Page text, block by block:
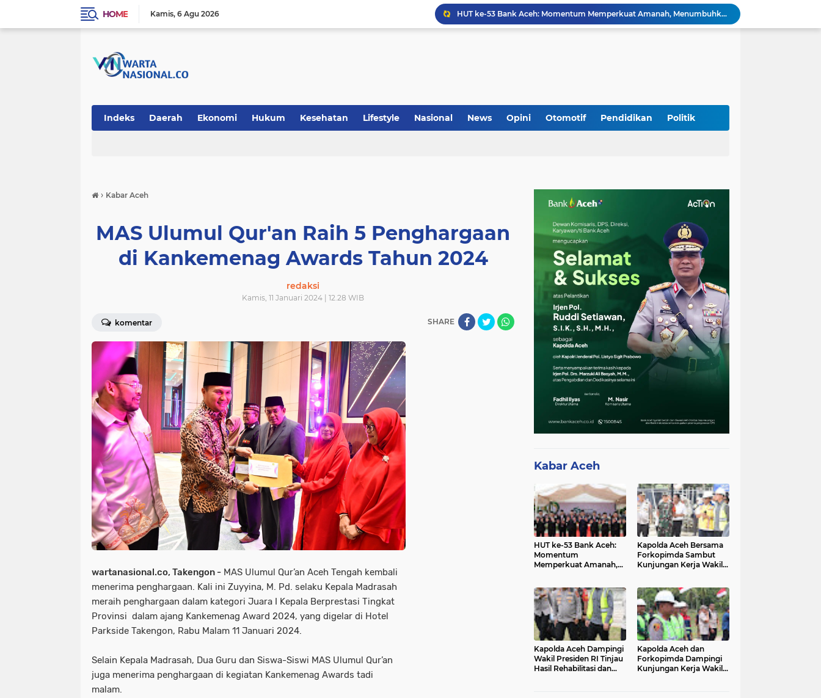
HOME Kamis 6 Agu 2026
Silaturahmi Lintas Sektor di Kuta Alam, TNI–Polri dan Desa Perkokoh Kebersamaan
Babinsa Peukan Bada Hadiri Rapat Lanjutan HUT RI ke-81, Perkuat Sinergi Lintas Sektor
Kak Na Promosi Wisata Surfing dan Hadiri Perayaan HUT 53 tahun BAS Simeulue
Indeks Daerah Ekonomi Hukum Kesehatan Lifestyle Nasional News Opini Otomotif Pendidikan Politik
› Kabar Aceh
MAS Ulumul Qur'an Raih 5 Penghargaan
di Kankemenag Awards Tahun 2024
redaksi
Kamis, 11 Januari 2024 | 12.28 WIB
komentar SHARE
wartanasional.co, Takengon - MAS Ulumul Qur’an Aceh Tengah kembali
menerima penghargaan. Kali ini Zuyyina, M. Pd. selaku Kepala Madrasah
meraih penghargaan dalam kategori Juara I Kepala Berprestasi Tingkat
Provinsi dalam ajang Kankemenag Award 2024, yang digelar di Hotel
Parkside Takengon, Rabu Malam 11 Januari 2024.
Selain Kepala Madrasah, Dua Guru dan Siswa-Siswi MAS Ulumul Qur’an
juga menerima penghargaan di kegiatan Kankemenag Awards tadi
malam.
Kabar Aceh
HUT ke-53 Bank Aceh:
Momentum
Memperkuat Amanah,
Kapolda Aceh Bersama
Forkopimda Sambut
Kunjungan Kerja Wakil
Kapolda Aceh Dampingi
Wakil Presiden RI Tinjau
Hasil Rehabilitasi dan
Kapolda Aceh dan
Forkopimda Dampingi
Kunjungan Kerja Wakil